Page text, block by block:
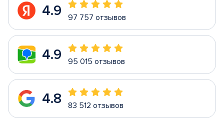
4.9 97 757 отзывов
4.9 95 015 отзывов
4.8 83 512 отзывов